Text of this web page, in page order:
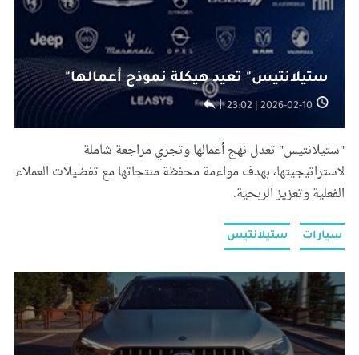
ستيلانتيس" تعيد هيكلة نموذج أعمالها"
2026-02-10 | 23:02
"ستيلانتيس" تعدل نهج أعمالها وتجري مراجعة شاملة
لاستراتيجيتها، بهدف مواءمة محفظة منتجاتها مع تفضيلات العملاء
الفعلية وتعزيز الربحية.
سيارات ستيلانتيس